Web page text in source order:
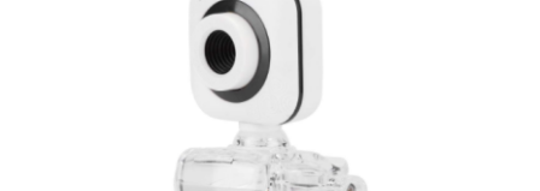
Рекламации и замена на производ